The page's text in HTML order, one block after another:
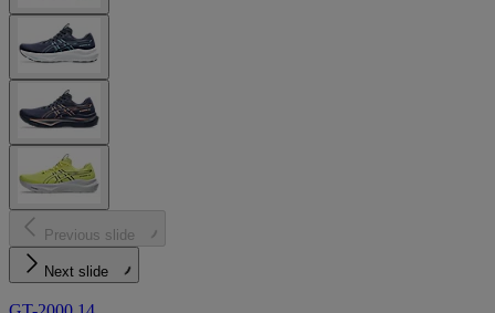
Previous slide
Next slide